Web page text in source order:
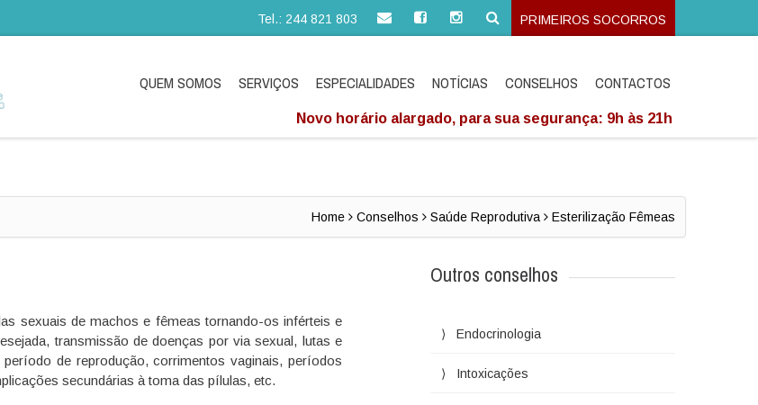
Tel.: 244 821 803 PRIMEIROS SOCORROS
QUEM SOMOS SERVIÇOS ESPECIALIDADES NOTÍCIAS CONSELHOS CONTACTOS
Novo horário alargado, para sua segurança: 9h às 21h
Home Conselhos Saúde Reprodutiva Esterilização Fêmeas
sexuais de machos e fêmeas tornando-os inférteis e
transmissão de doenças por via sexual, lutas e
de reprodução, corrimentos vaginais, períodos
secundárias à toma das pílulas, etc.
Outros conselhos
Endocrinologia
Intoxicações